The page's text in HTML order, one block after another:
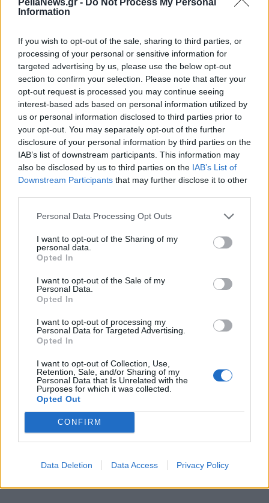
Information
If you wish to opt-out of the sale, sharing to third parties, or
processing of your personal or sensitive information for
targeted advertising by us, please use the below opt-out
section to confirm your selection. Please note that after your
opt-out request is processed you may continue seeing
interest-based ads based on personal information utilized by
us or personal information disclosed to third parties prior to
your opt-out. You may separately opt-out of the further
disclosure of your personal information by third parties on the
IAB’s list of downstream participants. This information may
also be disclosed by us to third parties on the IAB’s List of
Downstream Participants that may further disclose it to other
Personal Data Processing Opt Outs
I want to opt-out of the Sharing of my
personal data.
Opted In
I want to opt-out of the Sale of my
Personal Data.
Opted In
I want to opt-out of processing my
Personal Data for Targeted Advertising.
Opted In
I want to opt-out of Collection, Use,
Retention, Sale, and/or Sharing of my
Personal Data that Is Unrelated with the
Purposes for which it was collected.
Opted Out
CONFIRM
Data Deletion Data Access Privacy Policy